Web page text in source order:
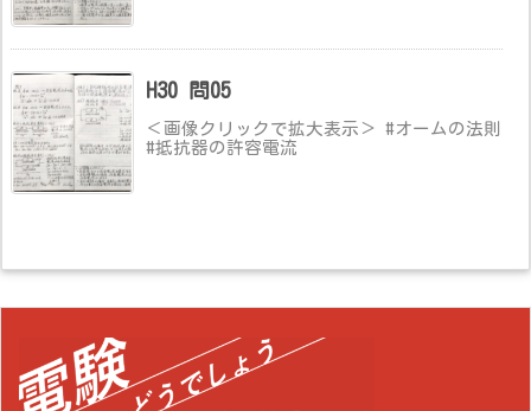
H30 問05
＜画像クリックで拡大表示＞ #オームの法則
#抵抗器の許容電流